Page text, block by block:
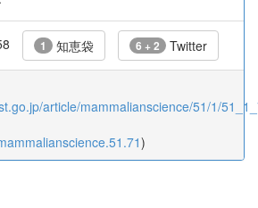
1 知恵袋 6 + 2 Twitter
article/mammalianscience/51/1/
)